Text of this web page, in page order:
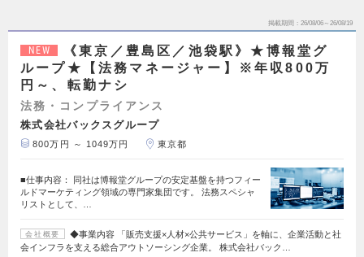
掲載期間 26/08/06～26/08/19
NEW
《東京／豊島区／池袋駅》★博報堂グ
ループ★【法務マネージャー】※年収800万
円～、転勤ナシ
法務・コンプライアンス
株式会社バックスグループ
800万円 ～ 1049万円 東京都
■仕事内容： 同社は博報堂グループの安定基盤を持つフィー
ルドマーケティング領域の専門家集団です。 法務スペシャ
リストとして、…
会社概要
◆事業内容 「販売支援×人材×公共サービス」を軸に、企業活動と社
会インフラを支える総合アウトソーシング企業。 株式会社バック…